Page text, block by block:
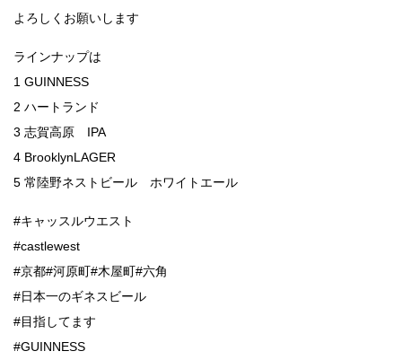
よろしくお願いします
ラインナップは
1 GUINNESS
2 ハートランド
3 志賀高原 IPA
4 BrooklynLAGER
5 常陸野ネストビール ホワイトエール
#キャッスルウエスト
#castlewest
#京都#河原町#木屋町#六角
#日本一のギネスビール
#目指してます
#GUINNESS